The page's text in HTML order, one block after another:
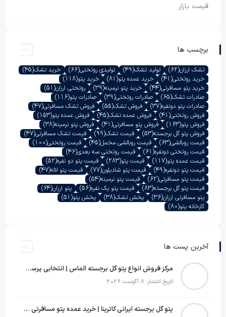
قیمت بازار
برچسب ها
تشک ارزان(62) تولید تشک(49) تولیدی روتختی(66) خرید تشک(45)
خرید روتختی(41) خرید عمده پتو(81) خرید پتو(118)
خرید پتو مسافرتی(44) خرید پتو نرمینه(39) روتختی ارزان(51)
صادرات تشک(65) صادرات روتختی(39) صادرات پتو(116)
صادرات پتو دونفره(37) فروش تشک(55) فروش تشک مسافرتی(47)
فروش روتختی(41) فروش عمده تشک(45) فروش عمده پتو(153)
فروش پتو(163) فروش پتو مسافرتی(41) فروش پتو نرمینه(38)
فروش پتو گل برجسته(53) قیمت تشک(99) قیمت تشک مسافرتی(47)
قیمت روبالشی(63) قیمت روبالشی مخمل(45) قیمت روتختی(100)
قیمت روتختی دونفره(61) قیمت روتختی سه بعدی(46)
قیمت عمده پتو(117) قیمت پتو(283) قیمت پتو دو نفره(52)
قیمت پتو دونفره(49) قیمت پتو شادیلون(77) قیمت پتو لاله(47)
قیمت پتو مسافرتی(62) قیمت پتو نرمینه(54)
قیمت پتو گل برجسته(83) قیمت پتو یک نفره(56) پتو ارزان(64)
پتو مسافرتی ارزان(36) پخش تشک(38) پخش پتو(51)
کارخانه پتو(80)
آخرین پست ها
مرکز فروش انواع پتو گل برجسته الماس | انتخابی پرسود برای عمده‌فروشان
تاریخ انتشار: 8 آگوست 2026
پتو گل برجسته ایرانی کاترینا | خرید عمده پتو مسافرتی با قیمت تولیدی